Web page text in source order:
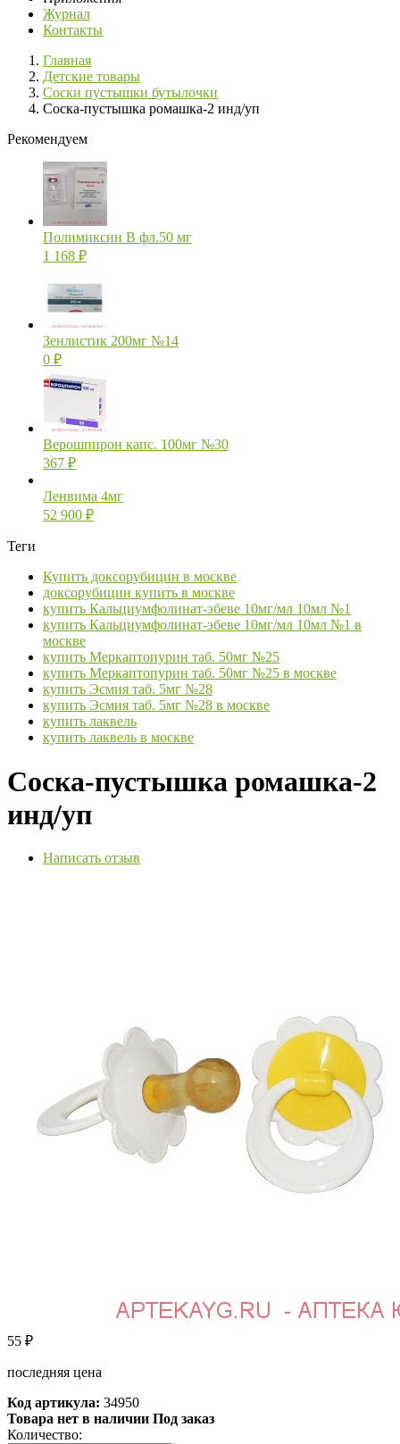
Журнал
Контакты
Главная
Детские товары
Соски пустышки бутылочки
Соска-пустышка ромашка-2 инд/уп
Рекомендуем
Полимиксин В фл.50 мг
1 168 ₽
Зенлистик 200мг №14
0 ₽
Верошпирон капс. 100мг №30
367 ₽
Ленвима 4мг
52 900 ₽
Теги
Купить доксорубицин в москве
доксорубицин купить в москве
купить Кальциумфолинат-эбеве 10мг/мл 10мл №1
купить Кальциумфолинат-эбеве 10мг/мл 10мл №1 в
москве
купить Меркаптопурин таб. 50мг №25
купить Меркаптопурин таб. 50мг №25 в москве
купить Эсмия таб. 5мг №28
купить Эсмия таб. 5мг №28 в москве
купить лаквель
купить лаквель в москве
Соска-пустышка ромашка-2
инд/уп
Написать отзыв
55 ₽
последняя цена
Код артикула: 34950
Товара нет в наличии Под заказ
Количество: